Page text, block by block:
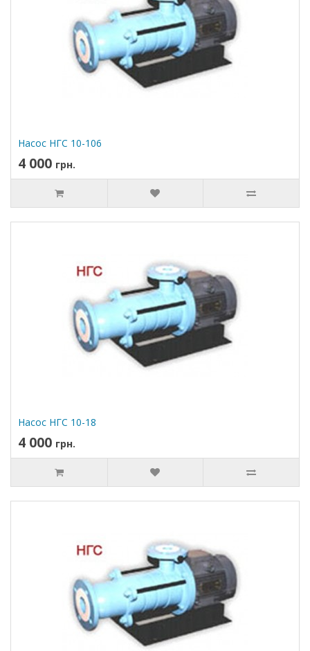
Насос НГС 10-106
4 000 грн.
Насос НГС 10-18
4 000 грн.